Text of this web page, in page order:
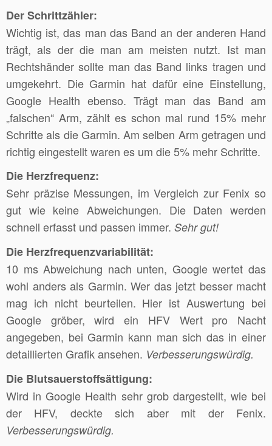
Der Schrittzähler:
Wichtig ist, das man das Band an der anderen Hand
trägt, als der die man am meisten nutzt. Ist man
Rechtshänder sollte man das Band links tragen und
umgekehrt. Die Garmin hat dafür eine Einstellung,
Google Health ebenso. Trägt man das Band am
„falschen“ Arm, zählt es schon mal rund 15% mehr
Schritte als die Garmin. Am selben Arm getragen und
richtig eingestellt waren es um die 5% mehr Schritte.
Die Herzfrequenz:
Sehr präzise Messungen, im Vergleich zur Fenix so
gut wie keine Abweichungen. Die Daten werden
schnell erfasst und passen immer. Sehr gut!
Die Herzfrequenzvariabilität:
10 ms Abweichung nach unten, Google wertet das
wohl anders als Garmin. Wer das jetzt besser macht
mag ich nicht beurteilen. Hier ist Auswertung bei
Google gröber, wird ein HFV Wert pro Nacht
angegeben, bei Garmin kann man sich das in einer
detaillierten Grafik ansehen. Verbesserungswürdig.
Die Blutsauerstoffsättigung:
Wird in Google Health sehr grob dargestellt, wie bei
der HFV, deckte sich aber mit der Fenix.
Verbesserungswürdig.